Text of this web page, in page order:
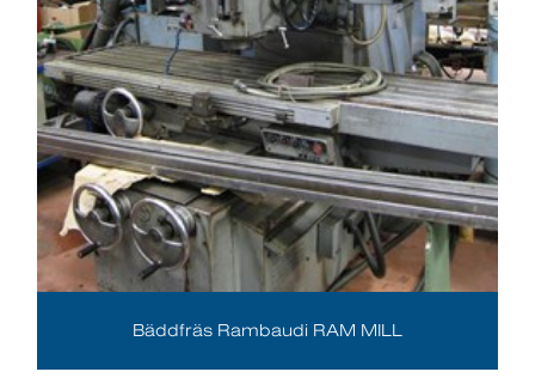
Bäddfräs Rambaudi RAM MILL